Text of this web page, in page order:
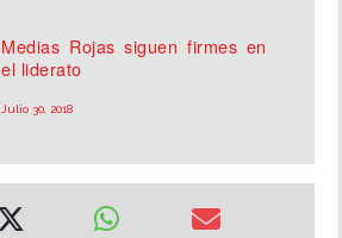
Medias Rojas siguen firmes en
el liderato
Julio 30, 2018